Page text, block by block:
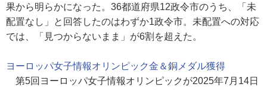
果から明らかになった。36都道府県12政令市のうち、「未
配置なし」と回答したのはわずか1政令市。未配置への対応
では、「見つからないまま」が6割を超えた。
ヨーロッパ女子情報オリンピック金＆銅メダル獲得
第5回ヨーロッパ女子情報オリンピックが2025年7月14日